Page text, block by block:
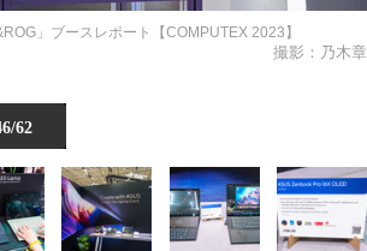
撮影：乃木章
」ブースレポート【COMPUTEX 2023】
62